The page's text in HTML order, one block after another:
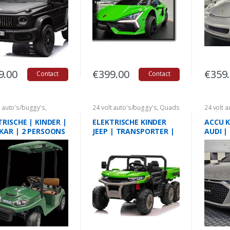
Contact €399.00 Contact €
auto's/buggy's,
| KINDER |
| 2 PERSOONS
24 volt auto's/buggy's, Quads
ELEKTRISCHE KINDER
JEEP | TRANSPORTER |
24 volt
ACCU
AUDI |